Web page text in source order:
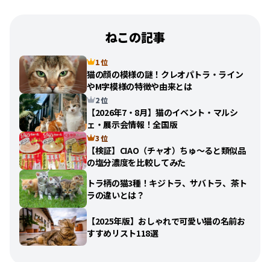
ねこの記事
1 位
猫の顔の模様の謎！クレオパトラ・ライン
やM字模様の特徴や由来とは
2 位
【2026年7・8月】猫のイベント・マルシ
ェ・展示会情報！全国版
3 位
【検証】CIAO（チャオ）ちゅ〜ると類似品
の塩分濃度を比較してみた
トラ柄の猫3種！キジトラ、サバトラ、茶ト
ラの違いとは？
【2025年版】おしゃれで可愛い猫の名前お
すすめリスト118選